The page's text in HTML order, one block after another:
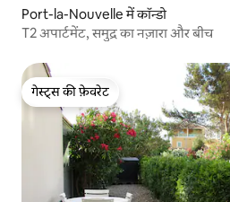
Port-la-Nouvelle में कॉन्डो
T2 अपार्टमेंट, समुद्र का नज़ारा और बीच
गेस्ट्स की फ़ेवरेट
गेस्ट्स की फ़ेवरेट